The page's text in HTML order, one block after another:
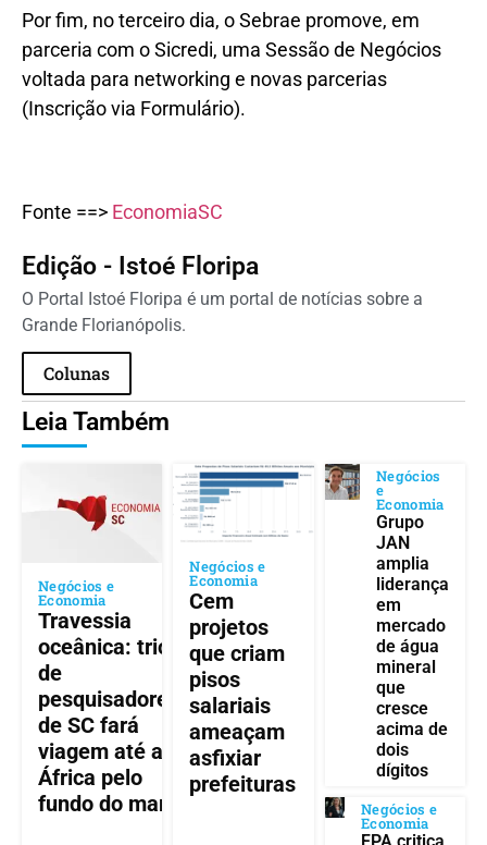
Por fim, no terceiro dia, o Sebrae promove, em
parceria com o Sicredi, uma Sessão de Negócios
voltada para networking e novas parcerias
(Inscrição via Formulário).
Fonte ==> EconomiaSC
Edição - Istoé Floripa
O Portal Istoé Floripa é um portal de notícias sobre a
Grande Florianópolis.
Colunas
Leia Também
Negócios e
Economia
Travessia
oceânica: trio
de
pesquisadores
de SC fará
viagem até a
África pelo
fundo do mar
Negócios e
Economia
Cem
projetos
que criam
pisos
salariais
ameaçam
asfixiar
prefeituras
Negócios
e
Economia
Grupo
JAN
amplia
liderança
em
mercado
de água
mineral
que
cresce
acima de
dois
dígitos
Negócios e
Economia